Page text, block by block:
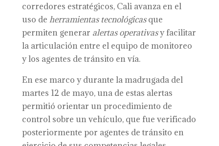
corredores estratégicos, Cali avanza en el
uso de herramientas tecnológicasque
permiten generar alertas operativasy facilitar
la articulación entre el equipo de monitoreo
y los agentes de tránsito en vía.
En ese marco y durante la madrugada del
martes 12 de mayo, una de estas alertas
permitió orientar un procedimiento de
control sobre un vehículo, que fue verificado
posteriormente por agentes de tránsito en